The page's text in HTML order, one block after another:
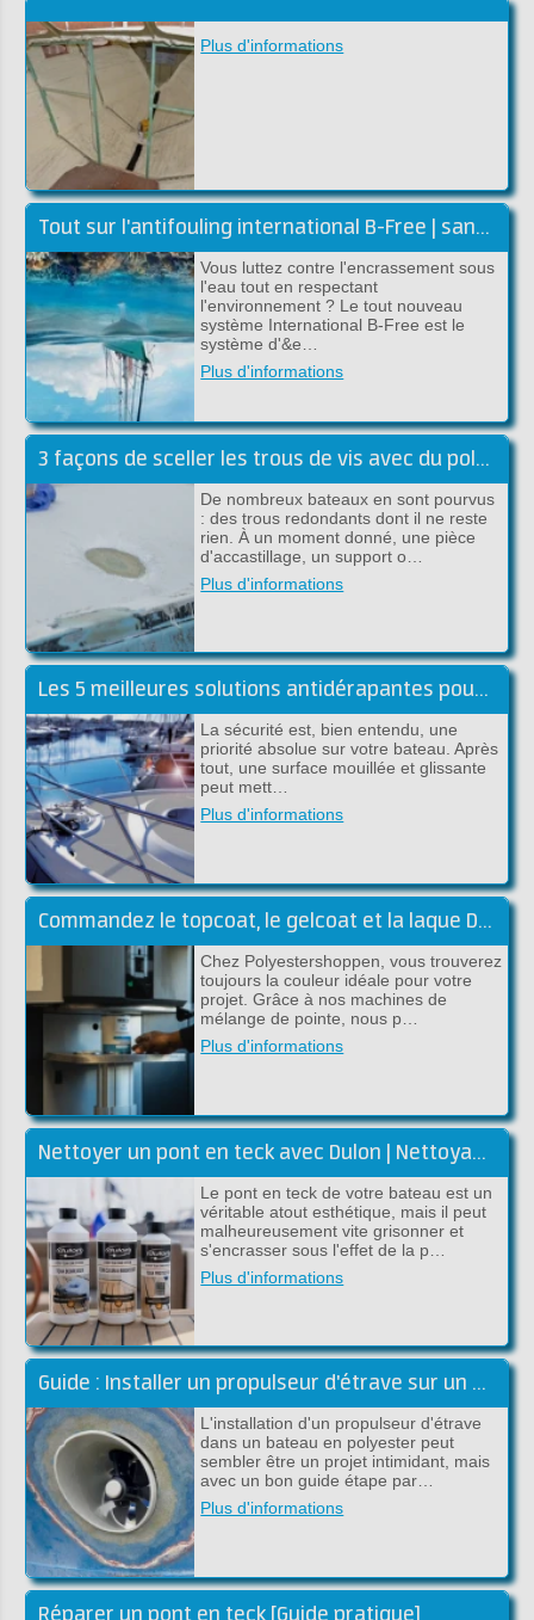
Plus d'informations
Tout sur l'antifouling international B-Free | sans biocides
Vous luttez contre l'encrassement sous
l'eau tout en respectant
l'environnement ? Le tout nouveau
système International B-Free est le
système d'&e…
Plus d'informations
3 façons de sceller les trous de vis avec du polyester
De nombreux bateaux en sont pourvus
: des trous redondants dont il ne reste
rien. À un moment donné, une pièce
d'accastillage, un support o…
Plus d'informations
Les 5 meilleures solutions antidérapantes pour l'embarqué
La sécurité est, bien entendu, une
priorité absolue sur votre bateau. Après
tout, une surface mouillée et glissante
peut mett…
Plus d'informations
Commandez le topcoat, le gelcoat et la laque DD dans la couleur souhaitée
Chez Polyestershoppen, vous trouverez
toujours la couleur idéale pour votre
projet. Grâce à nos machines de
mélange de pointe, nous p…
Plus d'informations
Nettoyer un pont en teck avec Dulon | Nettoyage et rénovation
Le pont en teck de votre bateau est un
véritable atout esthétique, mais il peut
malheureusement vite grisonner et
s'encrasser sous l'effet de la p…
Plus d'informations
Guide : Installer un propulseur d'étrave sur un bateau en polyester
L'installation d'un propulseur d'étrave
dans un bateau en polyester peut
sembler être un projet intimidant, mais
avec un bon guide étape par…
Plus d'informations
Réparer un pont en teck [Guide pratique]